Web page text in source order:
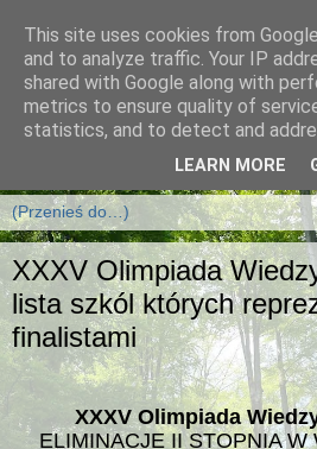
XXXV Olimpiada
lista szkól których
finalistami
XXXV Olimpiada
ELIMINACJE II STOPNIA W
This site uses cookies from
and to analyze traffic. Your IP
shared with Google along with
metrics to ensure quality of
statistics, and to detect and
LEARN MORE